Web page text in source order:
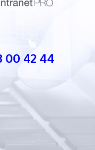
00 42 44